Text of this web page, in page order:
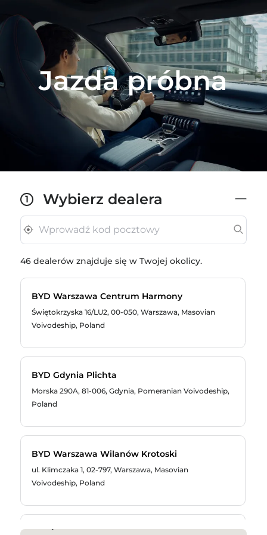
Jazda próbna
1 Wybierz dealera
46 dealerów znajduje się w Twojej okolicy.
BYD Warszawa Centrum Harmony
Świętokrzyska 16/LU2, 00-050, Warszawa, Masovian
Voivodeship, Poland
453 263 867
BYD Gdynia Plichta
Morska 290A, 81-006, Gdynia, Pomeranian Voivodeship,
Poland723723400
BYD Warszawa Wilanów Krotoski
ul. Klimczaka 1, 02-797, Warszawa, Masovian
Voivodeship, Poland
736 203 145
byd@krotoski.com
BYD Bydgoszcz Plichta